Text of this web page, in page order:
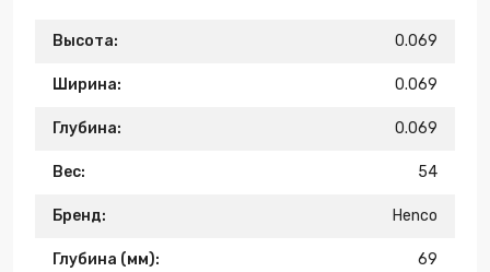
Высота: 0.069
Ширина: 0.069
Глубина: 0.069
Вес: 54
Бренд: Henco
Глубина (мм): 69